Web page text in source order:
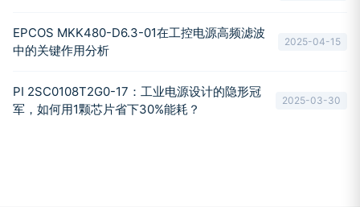
EPCOS MKK480-D6.3-01在工控电源高频滤波
中的关键作用分析
2025-04-15
PI 2SC0108T2G0-17：工业电源设计的隐形冠
军，如何用1颗芯片省下30%能耗？
2025-03-30